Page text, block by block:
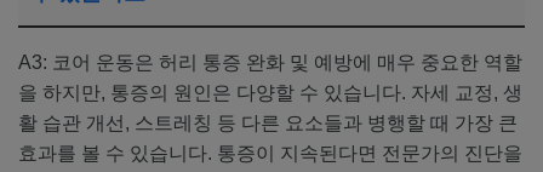
A3: 코어 운동은 허리 통증 완화 및 예방에 매우 중요한 역할
을 하지만, 통증의 원인은 다양할 수 있습니다. 자세 교정, 생
활 습관 개선, 스트레칭 등 다른 요소들과 병행할 때 가장 큰
효과를 볼 수 있습니다. 통증이 지속된다면 전문가의 진단을